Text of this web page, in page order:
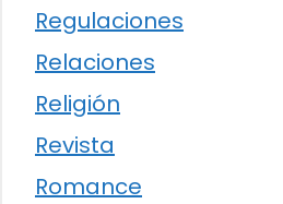
Regulaciones
Relaciones
Religión
Revista
Romance